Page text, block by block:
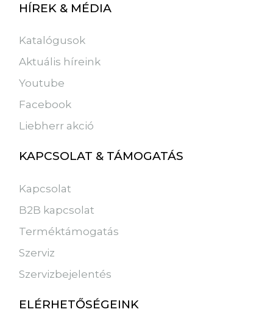
HÍREK & MÉDIA
Katalógusok
Aktuális híreink
Youtube
Facebook
Liebherr akció
KAPCSOLAT & TÁMOGATÁS
Kapcsolat
B2B kapcsolat
Terméktámogatás
Szerviz
Szervizbejelentés
ELÉRHETŐSÉGEINK